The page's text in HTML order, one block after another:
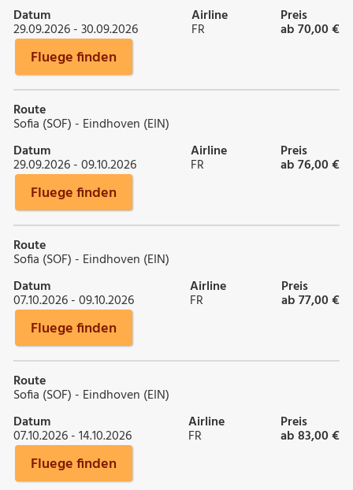
Datum
29.09.2026 - 30.09.2026
Airline
FR
Preis
ab 70,00 €
Fluege finden
Route
Sofia (SOF) - Eindhoven (EIN)
Datum
29.09.2026 - 09.10.2026
Airline
FR
Preis
ab 76,00 €
Fluege finden
Route
Sofia (SOF) - Eindhoven (EIN)
Datum
07.10.2026 - 09.10.2026
Airline
FR
Preis
ab 77,00 €
Fluege finden
Route
Sofia (SOF) - Eindhoven (EIN)
Datum
07.10.2026 - 14.10.2026
Airline
FR
Preis
ab 83,00 €
Fluege finden